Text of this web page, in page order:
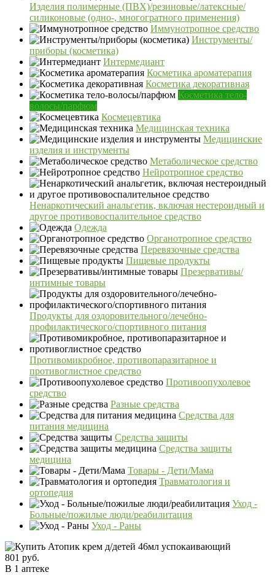
Изделия полимерные (ПВХ)/резиновые/латексные/
силиконовые (одно-, многогратного применения)
Иммунотропное средство
Инструменты/
приборы (косметика)
Интермедиант
Косметика ароматерапия
Косметика декоративная
Косметика тело-
волосы/парфюм
Космецевтика
Медицинская техника
Медицинские
изделия и инструменты
Метаболическое средство
Нейротропное средство
Ненаркотический анальгетик, включая нестероидный и
другое противовоспалительное средство
Одежда
Органотропное средство
Перевязочные средства
Пищевые продукты
Презервативы/
интимные товары
Продукты для оздоровительного/лечебно-
профилактического/спортивного питания
Противомикробное, противопаразитарное и
противоглистное средство
Противоопухолевое
средство
Разные средства
Средства для
питания медицина
Средства защиты
Средства защиты
медицина
Товары - Дети/Мама
Травматология и
ортопедия
Уход -
Больные/пожилые люди/реабилитация
Уход - Раны
801 руб.
В 1 аптеке